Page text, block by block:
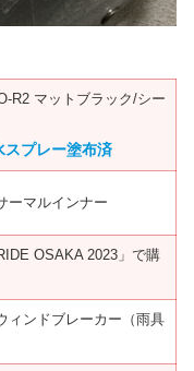
R2 マットブラック/シー
スプレー塗布済
ーマルインナー
OSAKA 2023」で購
ィンドブレーカー（雨具